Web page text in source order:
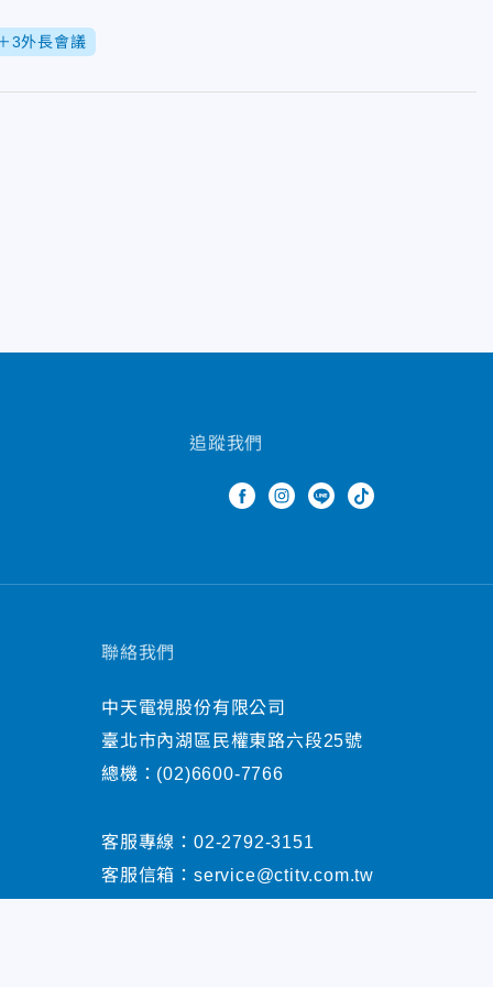
3外長會議
追蹤我們
聯絡我們
中天電視股份有限公司
臺北市內湖區民權東路六段25號
總機： (02)6600-7766
客服專線： 02-2792-3151
客服信箱： service@ctitv.com.tw